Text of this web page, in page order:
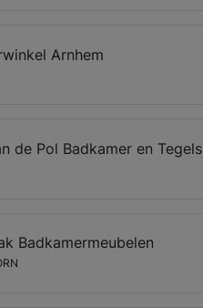
Arnhem
de Pol Badkamer en Tegels
Badkamermeubelen